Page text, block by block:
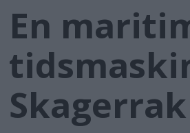
En
Skagerrak